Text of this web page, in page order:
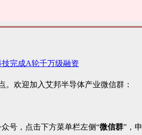
完成A轮千万级融资
欢迎加入艾邦半导体产业微信群：
号，点击下方菜单栏左侧“微信群”，